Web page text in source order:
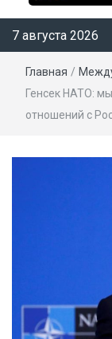
7 августа 2026
Главная /
Генсек НАТО:
отношений с